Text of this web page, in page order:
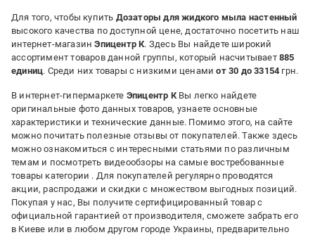
Для того, чтобы купить Дозаторы для жидкого мыла настенный
высокого качества по доступной цене, достаточно посетить наш
интернет-магазинЭпицентр К. Здесь Вы найдете широкий
ассортимент товаров данной группы, который насчитывает885
единиц. Среди них товары с низкими ценамиот 30 до 33154 грн.
В интернет-гипермаркете Эпицентр КВы легко найдете
оригинальные фото данных товаров, узнаете основные
характеристики и технические данные. Помимо этого, на сайте
можно почитать полезные отзывы от покупателей. Также здесь
можно ознакомиться с интересными статьями по различным
темам и посмотреть видеообзоры на самые востребованные
товары категории . Для покупателей регулярно проводятся
акции, распродажи и скидки с множеством выгодных позиций.
Покупая у нас, Вы получите сертифицированный товар с
официальной гарантией от производителя, сможете забрать его
в Киеве или в любом другом городе Украины, предварительно